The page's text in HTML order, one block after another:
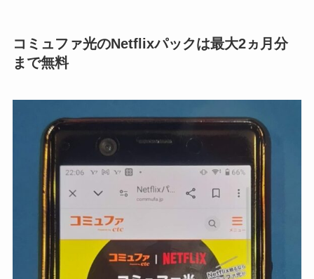
コミュファ光のNetflixパックは最大2ヵ月分
まで無料